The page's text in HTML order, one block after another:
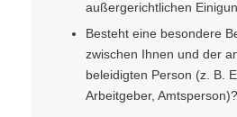
außergerichtlichen
Besteht eine besondere
zwischen Ihnen und der
beleidigten Person (z. B.
Arbeitgeber, Amtsperson)?